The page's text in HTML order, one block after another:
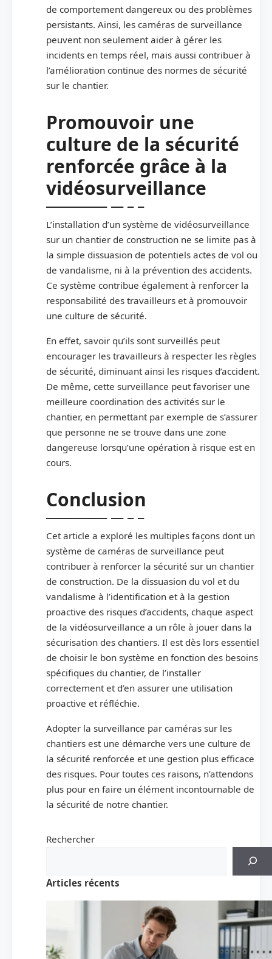
de comportement dangereux ou des problèmes
persistants. Ainsi, les caméras de surveillance
peuvent non seulement aider à gérer les
incidents en temps réel, mais aussi contribuer à
l’amélioration continue des normes de sécurité
sur le chantier.
Promouvoir une
culture de la sécurité
renforcée grâce à la
vidéosurveillance
L’installation d’un système de vidéosurveillance
sur un chantier de construction ne se limite pas à
la simple dissuasion de potentiels actes de vol ou
de vandalisme, ni à la prévention des accidents.
Ce système contribue également à renforcer la
responsabilité des travailleurs et à promouvoir
une culture de sécurité.
En effet, savoir qu’ils sont surveillés peut
encourager les travailleurs à respecter les règles
de sécurité, diminuant ainsi les risques d’accident.
De même, cette surveillance peut favoriser une
meilleure coordination des activités sur le
chantier, en permettant par exemple de s’assurer
que personne ne se trouve dans une zone
dangereuse lorsqu’une opération à risque est en
cours.
Conclusion
Cet article a exploré les multiples façons dont un
système de caméras de surveillance peut
contribuer à renforcer la sécurité sur un chantier
de construction. De la dissuasion du vol et du
vandalisme à l’identification et à la gestion
proactive des risques d’accidents, chaque aspect
de la vidéosurveillance a un rôle à jouer dans la
sécurisation des chantiers. Il est dès lors essentiel
de choisir le bon système en fonction des besoins
spécifiques du chantier, de l’installer
correctement et d’en assurer une utilisation
proactive et réfléchie.
Adopter la surveillance par caméras sur les
chantiers est une démarche vers une culture de
la sécurité renforcée et une gestion plus efficace
des risques. Pour toutes ces raisons, n’attendons
plus pour en faire un élément incontournable de
la sécurité de notre chantier.
Rechercher
Articles récents